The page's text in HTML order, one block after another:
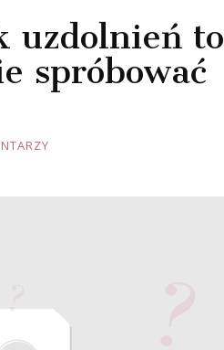
uzdolnień to
spróbować